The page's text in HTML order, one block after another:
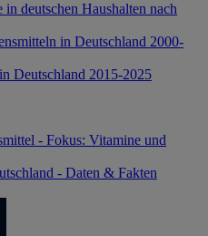
deutschen Haushalten nach
in Deutschland 2000-
Deutschland 2015-2025
- Fokus: Vitamine und
- Daten & Fakten